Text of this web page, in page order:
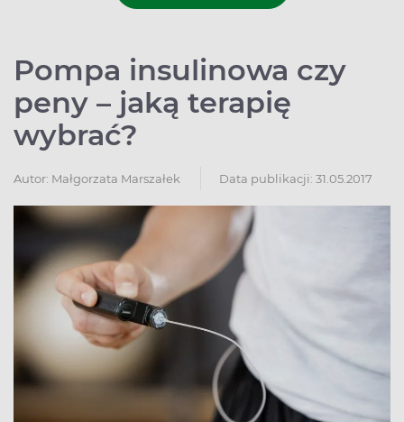
Pompa insulinowa czy
peny – jaką terapię
wybrać?
Autor: Małgorzata Marszałek Data publikacji: 31.05.2017